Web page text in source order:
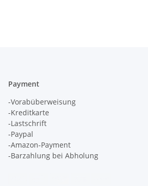
Payment
-Vorabüberweisung
-Kreditkarte
-Lastschrift
-Paypal
-Amazon-Payment
-Barzahlung bei Abholung